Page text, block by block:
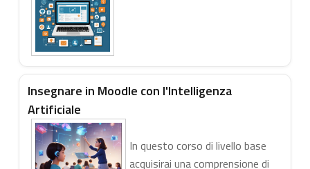
Insegnare in Moodle con l'Intelligenza
Artificiale
In questo corso di livello base
acquisirai una comprensione di